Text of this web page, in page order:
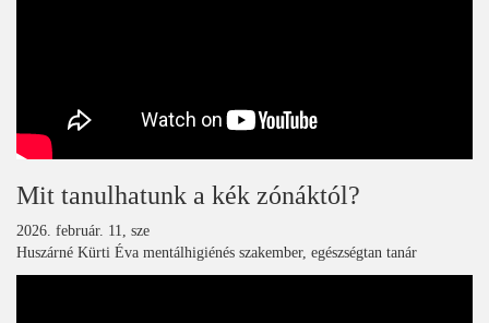
Mit tanulhatunk a kék zónáktól?
2026. február. 11, sze
Huszárné Kürti Éva mentálhigiénés szakember, egészségtan tanár